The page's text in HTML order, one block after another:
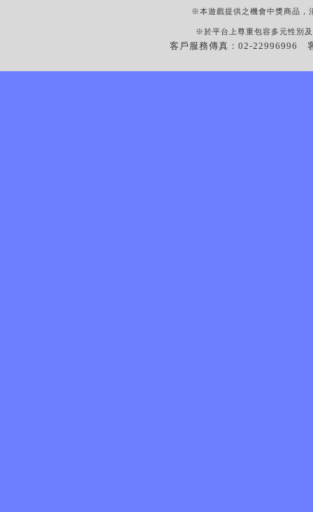
※本遊戲提供之機會中獎商品，
※於平台上尊重包容多元性別
客戶服務傳真：02-22996996